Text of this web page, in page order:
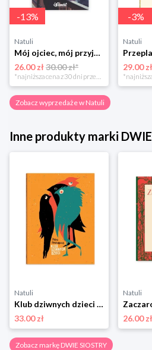
-13%
Natuli
Mój ojciec, mój przyjaciel Element
26.00 zł30.00 zł*
*najniższa cena z 30 dni przed obniżką
-3%
Natuli
29.00 zł
Zobacz wyprzedaże w Natuli
Inne produkty marki
Natuli
Klub dziwnych dzieci Dwie siostry
33.00 zł
Natuli
26.00 zł
Zobacz markę DWIE SIOSTRY